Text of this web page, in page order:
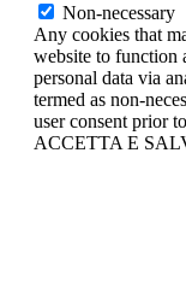
Non-necessary
Any cookies that
website to function
personal data via
termed as non-
user consent prior
ACCETTA E